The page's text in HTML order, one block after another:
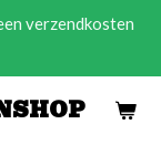
verzendkosten